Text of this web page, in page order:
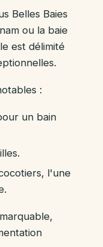
Belles Baies
ou la baie
est délimité
:
un bain
l'une